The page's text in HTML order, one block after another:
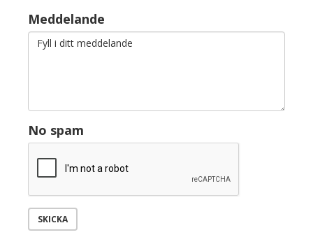
Meddelande
No spam
SKICKA